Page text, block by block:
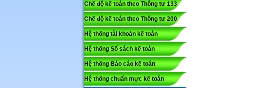
Chế độ kế toán theo Thông tư 133
Chế độ kế toán theo Thông tư 200
Hệ thống tài khoản kế toán
Hệ thống Sổ sách kế toán
Hệ thống Báo cáo kế toán
Hệ thống chuẩn mực kế toán